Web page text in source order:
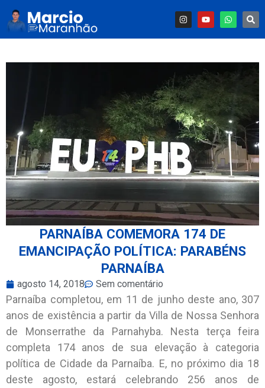
PARNAÍBA COMEMORA 174 DE
EMANCIPAÇÃO POLÍTICA: PARABÉNS
PARNAÍBA
agosto 14, 2018 Sem comentário
Parnaíba completou, em 11 de junho deste ano, 307
anos de existência a partir da Villa de Nossa Senhora
de Monserrathe da Parnahyba. Nesta terça feira
completa 174 anos de sua elevação à categoria
política de Cidade da Parnaíba. E, no próximo dia 18
deste agosto, estará celebrando 256 anos de